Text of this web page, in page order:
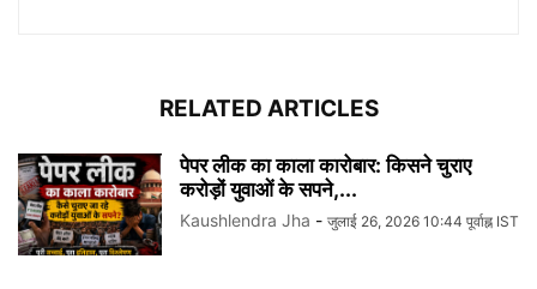
RELATED ARTICLES
पेपर लीक का काला कारोबार: किसने चुराए
करोड़ों युवाओं के सपने,...
Kaushlendra Jha - जुलाई 26, 2026 10:44 पूर्वाह्न IST